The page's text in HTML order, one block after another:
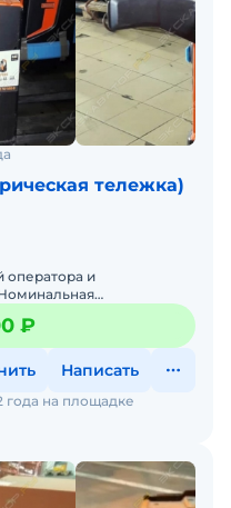
тележка)
оператора и
подъёма 220мм —
₽
Написать
года на площадке